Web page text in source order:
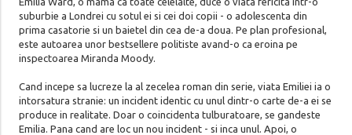
suburbie a Londrei cu sotul ei si cei doi copii - o adolescenta din
prima casatorie si un baietel din cea de-a doua. Pe plan profesional,
este autoarea unor bestsellere politiste avand-o ca eroina pe
inspectoarea Miranda Moody.
Cand incepe sa lucreze la al zecelea roman din serie, viata Emiliei ia o
intorsatura stranie: un incident identic cu unul dintr-o carte de-a ei se
produce in realitate. Doar o coincidenta tulburatoare, se gandeste
Emilia. Pana cand are loc un nou incident - si inca unul. Apoi, o